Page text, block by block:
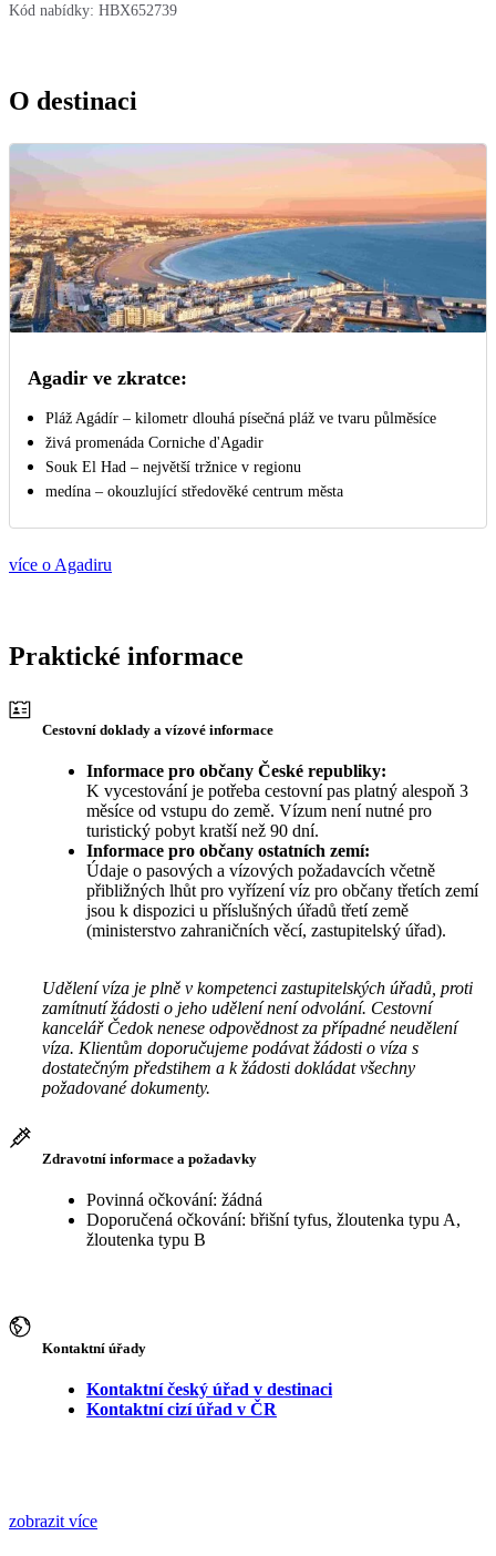
Kód nabídky: HBX652739
O destinaci
Agadir ve zkratce:
Pláž Agádír – kilometr dlouhá písečná pláž ve tvaru půlměsíce
živá promenáda Corniche d'Agadir
Souk El Had – největší tržnice v regionu
medína – okouzlující středověké centrum města
více o Agadiru
Praktické informace
Cestovní doklady a vízové informace
Informace pro občany České republiky:
K vycestování je potřeba cestovní pas platný alespoň 3
měsíce od vstupu do země. Vízum není nutné pro
turistický pobyt kratší než 90 dní.
Informace pro občany ostatních zemí:
Údaje o pasových a vízových požadavcích včetně
přibližných lhůt pro vyřízení víz pro občany třetích zemí
jsou k dispozici u příslušných úřadů třetí země
(ministerstvo zahraničních věcí, zastupitelský úřad).
Udělení víza je plně v kompetenci zastupitelských úřadů, proti
zamítnutí žádosti o jeho udělení není odvolání. Cestovní
kancelář Čedok nenese odpovědnost za případné neudělení
víza. Klientům doporučujeme podávat žádosti o víza s
dostatečným předstihem a k žádosti dokládat všechny
požadované dokumenty.
Zdravotní informace a požadavky
Povinná očkování: žádná
Doporučená očkování: břišní tyfus, žloutenka typu A,
žloutenka typu B
Kontaktní úřady
Kontaktní český úřad v destinaci
Kontaktní cizí úřad v ČR
zobrazit více